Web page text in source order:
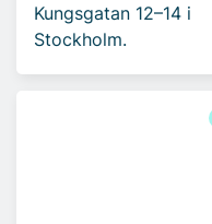
Kungsgatan 12–14 i
Stockholm.